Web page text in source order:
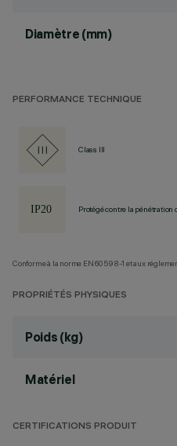
Diamètre (mm)
PERFORMANCE TECHNIQUE
Class III
Protégé contre la
Conforme à la norme EN60598-1 et aux
PROPRIÉTÉS PHYSIQUES
Poids (kg)
Matériel
CERTIFICATIONS PRODUIT